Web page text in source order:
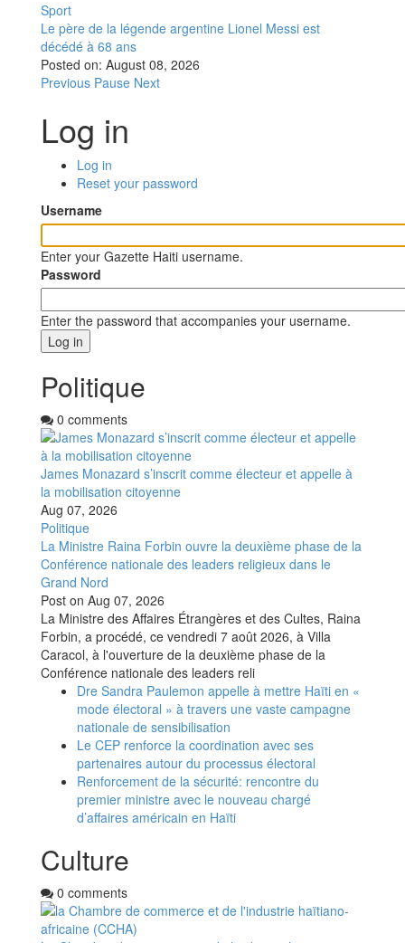
Le père de la légende argentine Lionel Messi est
décédé à 68 ans
Posted on:August 08, 2026
Previous Pause Next
Log in
Primary
tabs
Log in
(active
tab)
Reset your password
Username
Enter your Gazette Haiti username.
Password
Enter the password that accompanies your username.
Politique
0 comments
James Monazard s’inscrit comme électeur et appelle à
la mobilisation citoyenne
Aug 07, 2026
Politique
La Ministre Raina Forbin ouvre la deuxième phase de la
Conférence nationale des leaders religieux dans le
Grand Nord
Post on Aug 07, 2026
La Ministre des Affaires Étrangères et des Cultes, Raina
Forbin, a procédé, ce vendredi 7 août 2026, à Villa
Caracol, à l'ouverture de la deuxième phase de la
Conférence nationale des leaders reli
Dre Sandra Paulemon appelle à mettre Haïti en «
mode électoral » à travers une vaste campagne
nationale de sensibilisation
Le CEP renforce la coordination avec ses
partenaires autour du processus électoral
Renforcement de la sécurité: rencontre du
premier ministre avec le nouveau chargé
d’affaires américain en Haïti
Culture
0 comments